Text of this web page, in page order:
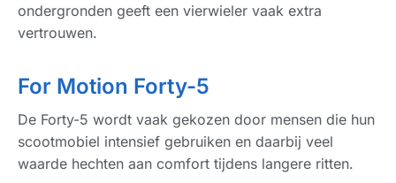
ondergronden geeft een vierwieler vaak extra
vertrouwen.
For Motion Forty-5
De Forty-5 wordt vaak gekozen door mensen die hun
scootmobiel intensief gebruiken en daarbij veel
waarde hechten aan comfort tijdens langere ritten.